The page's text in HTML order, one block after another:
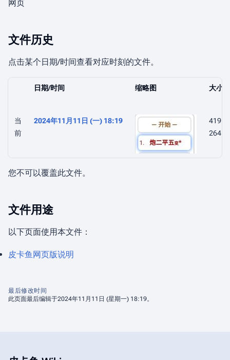
网页
文件历史
点击某个日期/时间查看对应时刻的文件。
日期/时间 缩⁠略⁠图 大小
当
前
2024年11月11日 (一) 18:19
419 ×
264
您不可以覆盖此文件。
文件用途
以下页面使用本文件：
皮卡鱼网页版说明
最后修改时间
此页面最后编辑于2024年11月11日 (星期一) 18:19。